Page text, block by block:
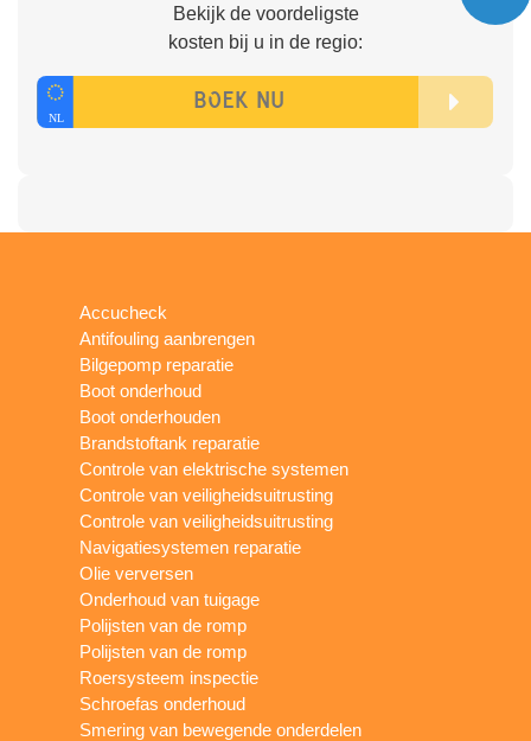
Bekijk de voordeligste
kosten bij u in de regio:
Accucheck
Antifouling aanbrengen
Bilgepomp reparatie
Boot onderhoud
Boot onderhouden
Brandstoftank reparatie
Controle van elektrische systemen
Controle van veiligheidsuitrusting
Controle van veiligheidsuitrusting
Navigatiesystemen reparatie
Olie verversen
Onderhoud van tuigage
Polijsten van de romp
Polijsten van de romp
Roersysteem inspectie
Schroefas onderhoud
Smering van bewegende onderdelen